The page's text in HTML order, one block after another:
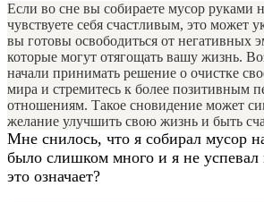
Если во сне вы собираете мусор руками
чувствуете себя счастливым, это может
вы готовы освободиться от негативных
которые могут отягощать вашу жизнь.
начали принимать решение о очистке
мира и стремитесь к более позитивным
отношениям. Такое сновидение может
желание улучшить свою жизнь и быть
Мне снилось, что я собирал мусор
было слишком много и я не успевал
это означает?